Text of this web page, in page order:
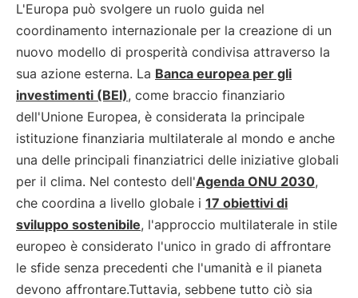
L'Europa può svolgere un ruolo guida nel
coordinamento internazionale per la creazione di un
nuovo modello di prosperità condivisa attraverso la
sua azione esterna. La Banca europea per gli
investimenti (BEI), come braccio finanziario
dell'Unione Europea, è considerata la principale
istituzione finanziaria multilaterale al mondo e anche
una delle principali finanziatrici delle iniziative globali
per il clima. Nel contesto dell'Agenda ONU 2030,
che coordina a livello globale i 17 obiettivi di
sviluppo sostenibile, l'approccio multilaterale in stile
europeo è considerato l'unico in grado di affrontare
le sfide senza precedenti che l'umanità e il pianeta
devono affrontare.Tuttavia, sebbene tutto ciò sia